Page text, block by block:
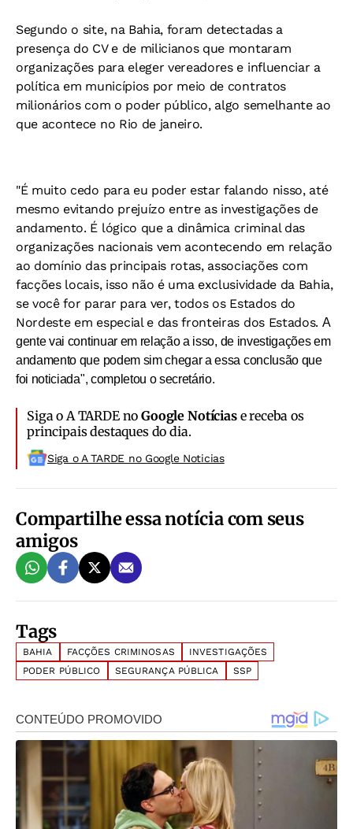
Segundo o site, na Bahia, foram detectadas a
presença do CV e de milicianos que montaram
organizações para eleger vereadores e influenciar a
política em municípios por meio de contratos
milionários com o poder público, algo semelhante ao
que acontece no Rio de janeiro.
"É muito cedo para eu poder estar falando nisso, até
mesmo evitando prejuízo entre as investigações de
andamento. É lógico que a dinâmica criminal das
organizações nacionais vem acontecendo em relação
ao domínio das principais rotas, associações com
facções locais, isso não é uma exclusividade da Bahia,
se você for parar para ver, todos os Estados do
Nordeste em especial e das fronteiras dos Estados. A
gente vai continuar em relação a isso, de investigações em
andamento que podem sim chegar a essa conclusão que
foi noticiada", completou o secretário.
Siga o A TARDE noGoogle Notíciase receba os
principais destaques do dia.
Siga o A TARDE no Google Noticias
Compartilhe essa notícia com seus
amigos
Tags
BAHIA FACÇÕES CRIMINOSAS
INVESTIGAÇÕES
PODER PÚBLICO
SEGURANÇA PÚBLICA SSP